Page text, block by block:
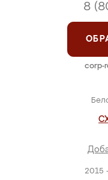
2015
8
corp-